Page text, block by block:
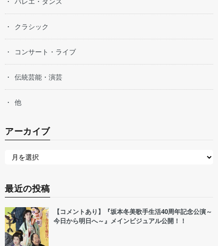
クラシック
コンサート・ライブ
伝統芸能・演芸
他
アーカイブ
最近の投稿
【コメントあり】『坂本冬美歌手生活40周年記念公演～
今日から明日へ～』メインビジュアル公開！！